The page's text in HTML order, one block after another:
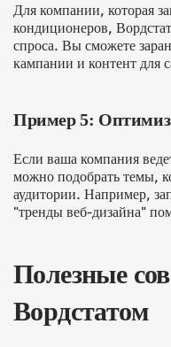
Для компании, которая
кондиционеров,
спроса. Вы сможете
кампании и контент для
Пример 5:
Если ваша компания
можно подобрать темы,
аудитории. Например,
"тренды веб-дизайна"
Полезные
Вордстатом